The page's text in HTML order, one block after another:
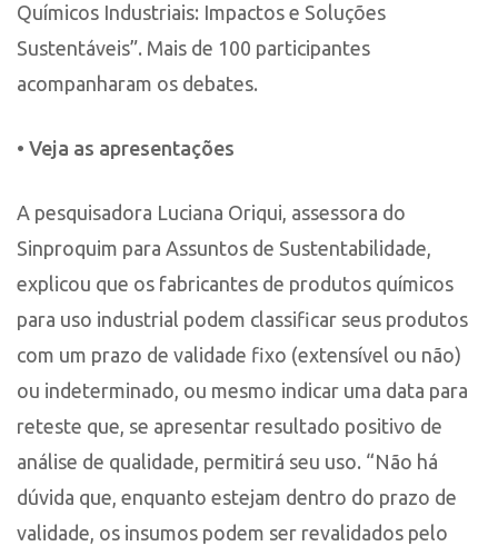
Químicos Industriais: Impactos e Soluções
Sustentáveis”. Mais de 100 participantes
acompanharam os debates.
• Veja as apresentações
A pesquisadora Luciana Oriqui, assessora do
Sinproquim para Assuntos de Sustentabilidade,
explicou que os fabricantes de produtos químicos
para uso industrial podem classificar seus produtos
com um prazo de validade fixo (extensível ou não)
ou indeterminado, ou mesmo indicar uma data para
reteste que, se apresentar resultado positivo de
análise de qualidade, permitirá seu uso. “Não há
dúvida que, enquanto estejam dentro do prazo de
validade, os insumos podem ser revalidados pelo